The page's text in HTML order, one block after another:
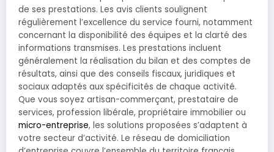
de ses prestations. Les avis clients soulignent
régulièrement l’excellence du service fourni, notamment
concernant la disponibilité des équipes et la clarté des
informations transmises. Les prestations incluent
généralement la réalisation du bilan et des comptes de
résultats, ainsi que des conseils fiscaux, juridiques et
sociaux adaptés aux spécificités de chaque activité.
Que vous soyez artisan-commerçant, prestataire de
services, profession libérale, propriétaire immobilier ou
micro-entreprise, les solutions proposées s’adaptent à
votre secteur d’activité. Le réseau de domiciliation